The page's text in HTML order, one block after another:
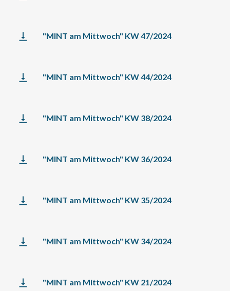
"MINT am Mittwoch" KW 47/2024
"MINT am Mittwoch" KW 44/2024
"MINT am Mittwoch" KW 38/2024
"MINT am Mittwoch" KW 36/2024
"MINT am Mittwoch" KW 35/2024
"MINT am Mittwoch" KW 34/2024
"MINT am Mittwoch" KW 21/2024